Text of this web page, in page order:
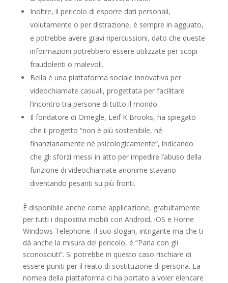
Inoltre, il pericolo di esporre dati personali,
volutamente o per distrazione, è sempre in agguato,
e potrebbe avere gravi ripercussioni, dato che queste
informazioni potrebbero essere utilizzate per scopi
fraudolenti o malevoli.
Bella è una piattaforma sociale innovativa per
videochiamate casuali, progettata per facilitare
l’incontro tra persone di tutto il mondo.
Il fondatore di Omegle, Leif K Brooks, ha spiegato
che il progetto “non è più sostenibile, né
finanziariamente né psicologicamente”, indicando
che gli sforzi messi in atto per impedire l’abuso della
funzione di videochiamate anonime stavano
diventando pesanti su più fronti.
È disponibile anche come applicazione, gratuitamente
per tutti i dispositivi mobili con Android, iOS e Home
Windows Telephone. Il suo slogan, intrigante ma che ti
dà anche la misura del pericolo, è “Parla con gli
sconosciuti”. Si potrebbe in questo caso rischiare di
essere puniti per il reato di sostituzione di persona. La
nomea della piattaforma ci ha portato a voler elencare